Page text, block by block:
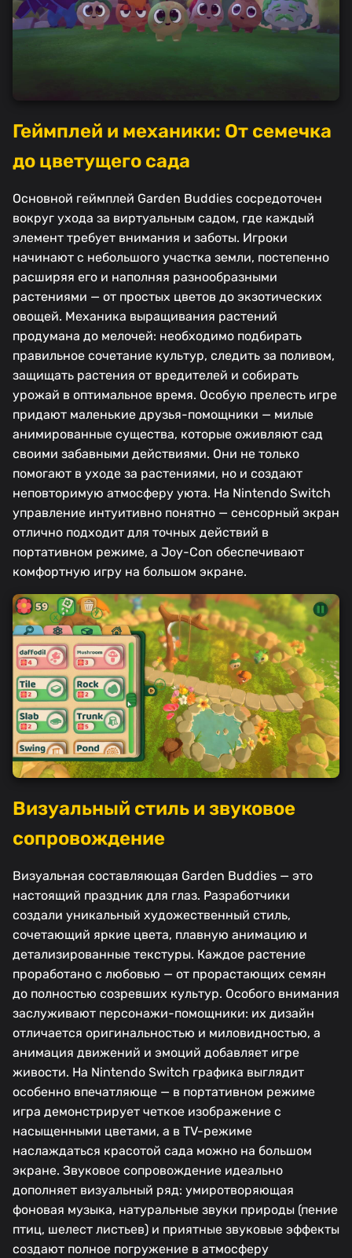
Геймплей и механики: От семечка
до цветущего сада
Основной геймплей Garden Buddies сосредоточен
вокруг ухода за виртуальным садом, где каждый
элемент требует внимания и заботы. Игроки
начинают с небольшого участка земли, постепенно
расширяя его и наполняя разнообразными
растениями — от простых цветов до экзотических
овощей. Механика выращивания растений
продумана до мелочей: необходимо подбирать
правильное сочетание культур, следить за поливом,
защищать растения от вредителей и собирать
урожай в оптимальное время. Особую прелесть игре
придают маленькие друзья-помощники — милые
анимированные существа, которые оживляют сад
своими забавными действиями. Они не только
помогают в уходе за растениями, но и создают
неповторимую атмосферу уюта. На Nintendo Switch
управление интуитивно понятно — сенсорный экран
отлично подходит для точных действий в
портативном режиме, а Joy-Con обеспечивают
комфортную игру на большом экране.
Визуальный стиль и звуковое
сопровождение
Визуальная составляющая Garden Buddies — это
настоящий праздник для глаз. Разработчики
создали уникальный художественный стиль,
сочетающий яркие цвета, плавную анимацию и
детализированные текстуры. Каждое растение
проработано с любовью — от прорастающих семян
до полностью созревших культур. Особого внимания
заслуживают персонажи-помощники: их дизайн
отличается оригинальностью и миловидностью, а
анимация движений и эмоций добавляет игре
живости. На Nintendo Switch графика выглядит
особенно впечатляюще — в портативном режиме
игра демонстрирует четкое изображение с
насыщенными цветами, а в TV-режиме
наслаждаться красотой сада можно на большом
экране. Звуковое сопровождение идеально
дополняет визуальный ряд: умиротворяющая
фоновая музыка, натуральные звуки природы (пение
птиц, шелест листьев) и приятные звуковые эффекты
создают полное погружение в атмосферу